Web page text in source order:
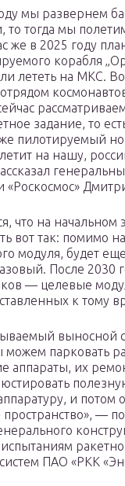
мы развернем
то тогда мы
же в 2025 году
корабля
лететь на МКС.
отрядом
задание, то
пилотируемый
на нашу,
«Роскосмос»
что на начальном
вот так: помимо
модуля, будет
После 2030
— целевые
к тому
выносной
парковать
аппараты, их
и потом
пространство», —
испытаниям
ПАО «РКК